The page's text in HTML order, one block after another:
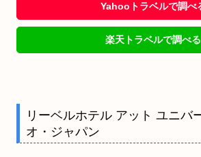
Yahooトラベルで調べ
楽天トラベルで調べる
リーベルホテル アット ユニバ
オ・ジャパン